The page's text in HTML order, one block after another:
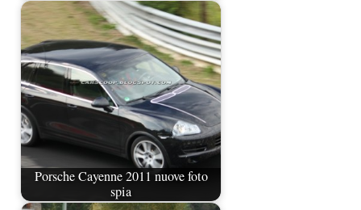
Porsche Cayenne 2011 nuove foto
spia